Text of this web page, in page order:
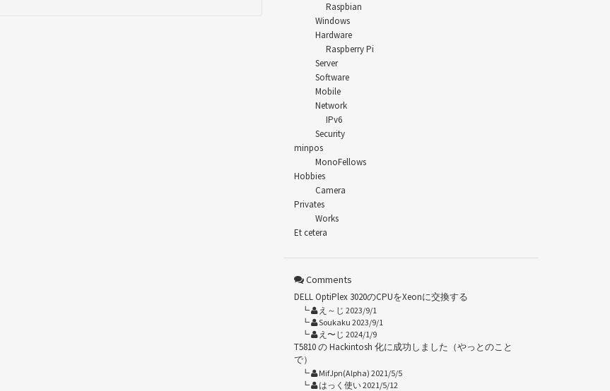
Raspbian
Windows
Hardware
Raspberry Pi
Server
Software
Mobile
Network
IPv6
Security
minpos
MonoFellows
Hobbies
Camera
Privates
Works
Et cetera
Comments
DELL OptiPlex 3020のCPUをXeonに交換する
え～じ 2023/9/1
Soukaku 2023/9/1
え〜じ 2024/1/9
T5810 の Hackintosh 化に成功しました（やっとのこと
で）
MifJpn(Alpha) 2021/5/5
はっく使い 2021/5/12